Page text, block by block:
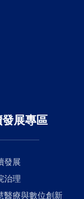
展專區
發展
治理
醫療與數位創新